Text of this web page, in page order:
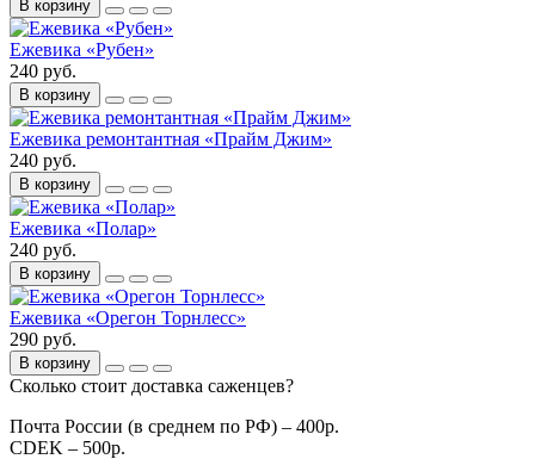
В корзину
Ежевика «Рубен»
240 руб.
В корзину
Ежевика ремонтантная «Прайм Джим»
240 руб.
В корзину
Ежевика «Полар»
240 руб.
В корзину
Ежевика «Орегон Торнлесс»
290 руб.
В корзину
Сколько стоит доставка саженцев?
Почта России (в среднем по РФ) – 400р.
CDEK – 500р.